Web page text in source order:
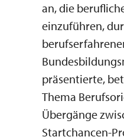
an, die
einzuführen,
präsentierte,
Thema
Übergänge
Startchancen-